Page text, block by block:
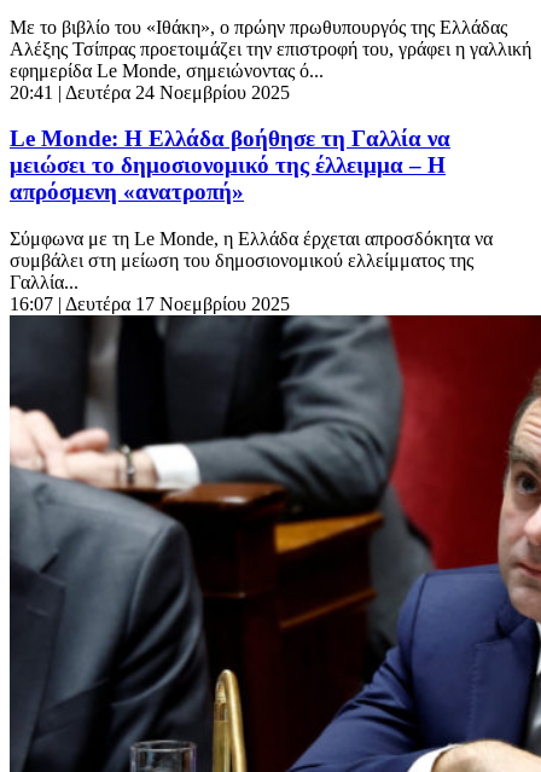
Με το βιβλίο του «Ιθάκη», ο πρώην πρωθυπουργός της Ελλάδας
Αλέξης Τσίπρας προετοιμάζει την επιστροφή του, γράφει η γαλλική
εφημερίδα Le Monde, σημειώνοντας ό...
20:41 | Δευτέρα 24 Νοεμβρίου 2025
Le Monde: Η Ελλάδα βοήθησε τη Γαλλία να
μειώσει το δημοσιονομικό της έλλειμμα – Η
απρόσμενη «ανατροπή»
Σύμφωνα με τη Le Monde, η Ελλάδα έρχεται απροσδόκητα να
συμβάλει στη μείωση του δημοσιονομικού ελλείμματος της
Γαλλία...
16:07 | Δευτέρα 17 Νοεμβρίου 2025